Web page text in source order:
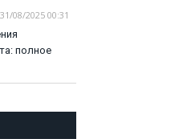
31/08/2025 00:31
полное